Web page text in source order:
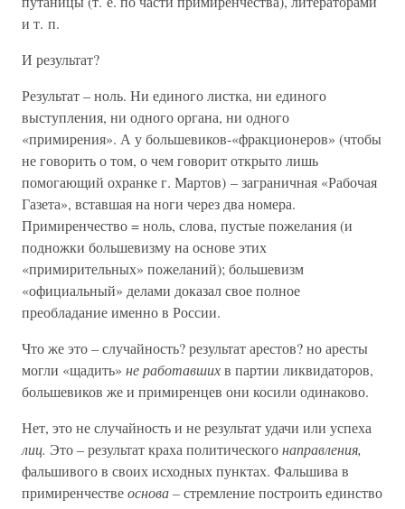
и т. п.
И результат?
Результат – ноль. Ни единого листка, ни единого
выступления, ни одного органа, ни одного
«примирения». А у большевиков-«фракционеров» (чтобы
не говорить о том, о чем говорит открыто лишь
помогающий охранке г. Мартов) – заграничная «Рабочая
Газета», вставшая на ноги через два номера.
Примиренчество = ноль, слова, пустые пожелания (и
подножки большевизму на основе этих
«примирительных» пожеланий); большевизм
«официальный» делами доказал свое полное
преобладание именно в России.
Что же это – случайность? результат арестов? но аресты
могли «щадить» не работавшихв партии ликвидаторов,
большевиков же и примиренцев они косили одинаково.
Нет, это не случайность и не результат удачи или успеха
лиц. Это – результат краха политическогонаправления,
фальшивого в своих исходных пунктах. Фальшива в
примиренчествеоснова –стремление построить единство